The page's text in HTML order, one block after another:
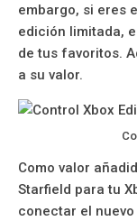
embargo, si eres
edición limitada,
de tus favoritos.
a su valor.
Como valor
Starfield para tu
conectar el